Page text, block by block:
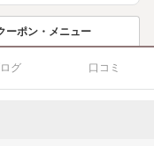
ーポン・メニュー
グ 口コミ